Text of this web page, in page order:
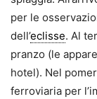
per le
dell’eclisse. Al
pranzo (le
hotel). Nel
ferroviaria per